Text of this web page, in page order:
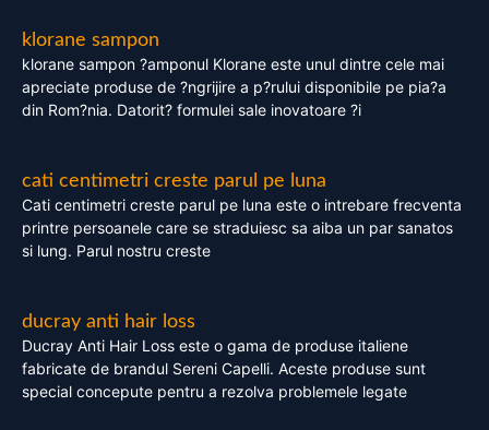
klorane sampon
klorane sampon ?amponul Klorane este unul dintre cele mai
apreciate produse de ?ngrijire a p?rului disponibile pe pia?a
din Rom?nia. Datorit? formulei sale inovatoare ?i
cati centimetri creste parul pe luna
Cati centimetri creste parul pe luna este o intrebare frecventa
printre persoanele care se straduiesc sa aiba un par sanatos
si lung. Parul nostru creste
ducray anti hair loss
Ducray Anti Hair Loss este o gama de produse italiene
fabricate de brandul Sereni Capelli. Aceste produse sunt
special concepute pentru a rezolva problemele legate